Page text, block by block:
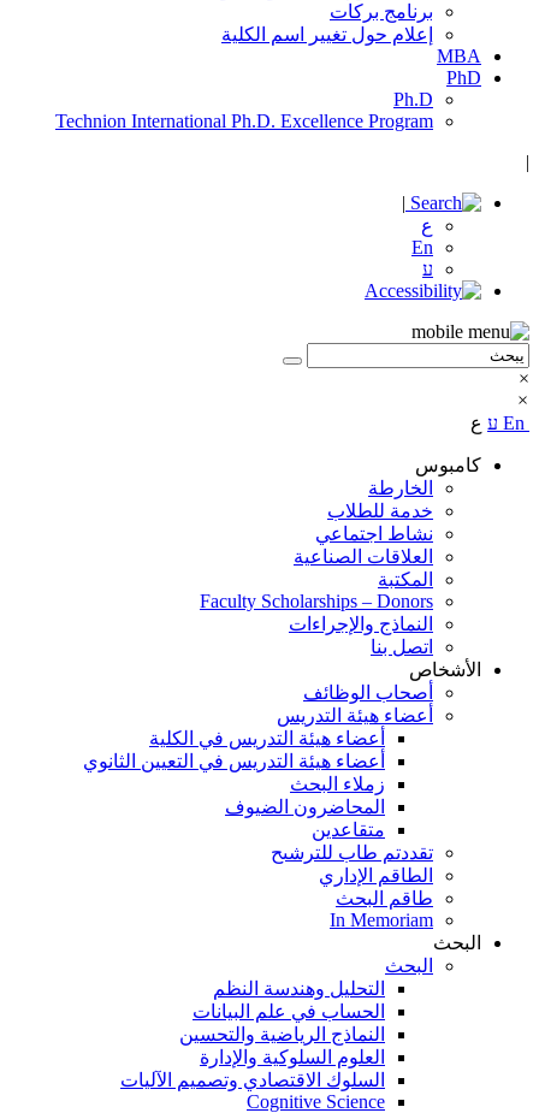
برنامج بركات
إعلام حول تغيير اسم الكلية
MBA
PhD
Ph.D
Technion International Ph.D. Excellence Program
|
|
ع
En
ע
×
×
ע ع
كامبوس
الخارطة
خدمة للطلاب
نشاط اجتماعي
العلاقات الصناعية
المكتبة
Faculty Scholarships – Donors
النماذج والإجراءات
اتصل بنا
الأشخاص
أصحاب الوظائف
أعضاء هيئة التدريس
أعضاء هيئة التدريس في الكلية
أعضاء هيئة التدريس في التعيين الثانوي
زملاء البحث
المحاضرون الضيوف
متقاعدين
تقددتم طاب للترشىح
الطاقم الإداري
طاقم البحث
In Memoriam
البحث
البحث
التحليل وهندسة النظم
الحساب في علم البيانات
النماذج الرياضية والتحسين
العلوم السلوكية والإدارة
السلوك الاقتصادي وتصميم الآليات
Cognitive Science